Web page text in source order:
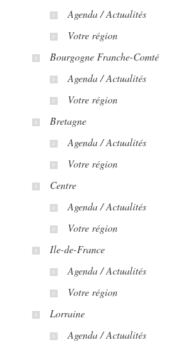
Agenda / Actualités
Votre région
Bourgogne Franche-Comté
Agenda / Actualités
Votre région
Bretagne
Agenda / Actualités
Votre région
Centre
Agenda / Actualités
Votre région
Ile-de-France
Agenda / Actualités
Votre région
Lorraine
Agenda / Actualités